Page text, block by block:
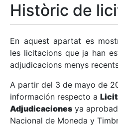
Mostra/Amaga
Mostra/Amaga
Històric de
En aquest apartat es
les licitacions que ja han
adjudicacions menys
A partir del 3 de mayo de
información respecto a
Adjudicaciones ya
Nacional de Moneda y